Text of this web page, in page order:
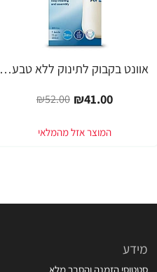
-21%
אוונט בקבוק לתינוק ללא טבעת 260 מ"ל (1 חודש+) 1 יחידה - מבית Philips Avent
₪41.00
₪52.00
מידע